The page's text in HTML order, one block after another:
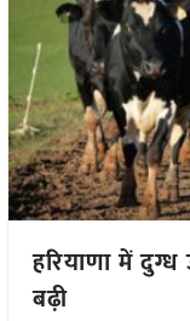
हरियाणा में
बढ़ी